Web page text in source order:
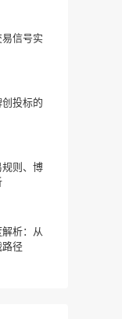
信号实
投标的
则、博
析：从
径